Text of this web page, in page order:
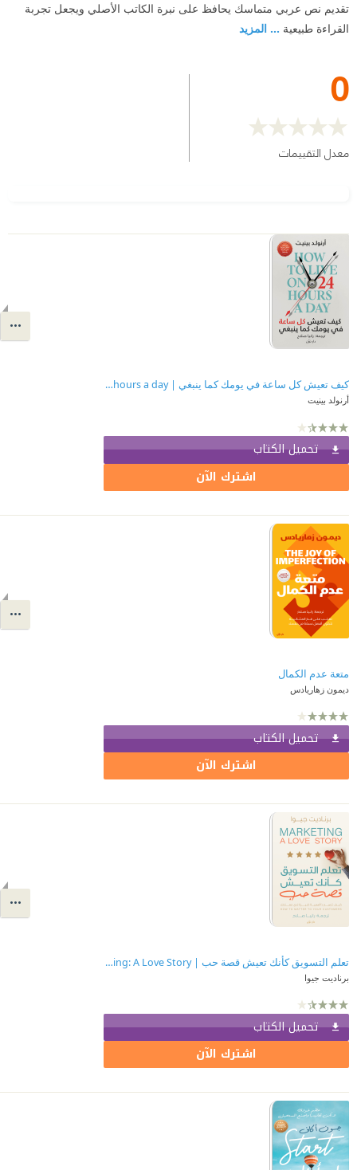
تقديم نص عربي متماسك يحافظ على نبرة الكاتب الأصلي ويجعل تجربة
القراءة طبيعية ... المزيد
0
معدل التقييمات
كيف تعيش كل ساعة في يومك كما ينبغي | How to live on 24 hours a day
أرنولد بينيت
تحميل الكتاب
اشترك الآن
متعة عدم الكمال
ديمون زهاريادس
تحميل الكتاب
اشترك الآن
تعلم التسويق كأنك تعيش قصة حب | Marketing: A Love Story
برناديت جيوا
تحميل الكتاب
اشترك الآن